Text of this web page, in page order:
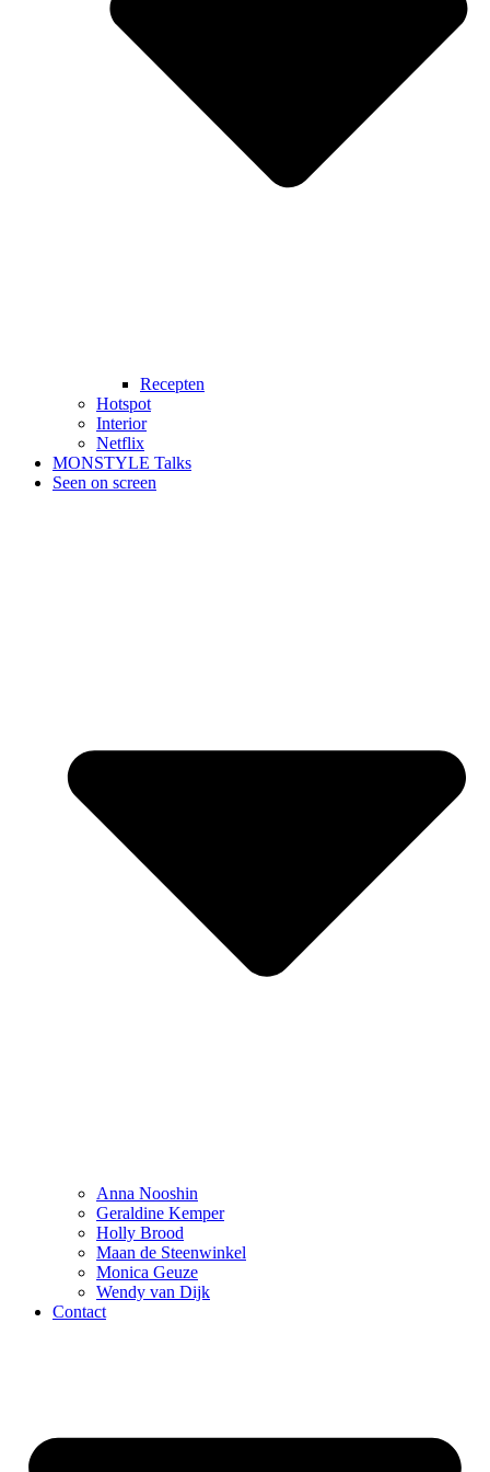
Recepten
Hotspot
Interior
Netflix
MONSTYLE Talks
Seen on screen
Anna Nooshin
Geraldine Kemper
Holly Brood
Maan de Steenwinkel
Monica Geuze
Wendy van Dijk
Contact